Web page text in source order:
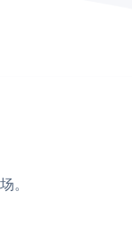
。